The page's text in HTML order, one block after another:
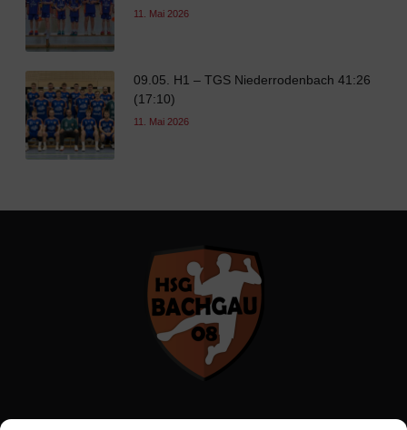
11. Mai 2026
09.05. H1 – TGS Niederrodenbach 41:26
(17:10)
11. Mai 2026